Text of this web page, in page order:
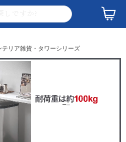
リア雑貨・タワーシリーズ